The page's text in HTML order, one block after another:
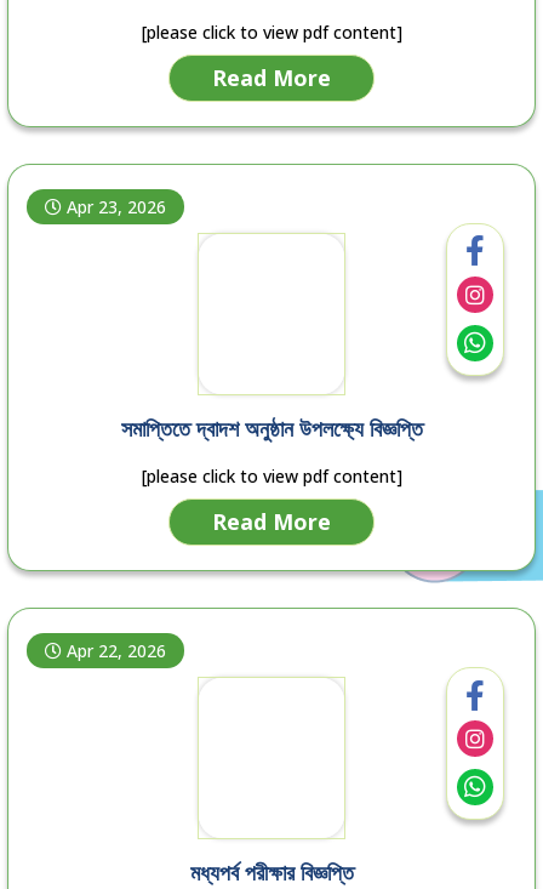
[please click to view pdf content]
Read More
Apr 23, 2026
সমাপ্তিতে দ্বাদশ অনুষ্ঠান উপলক্ষ্যে বিজ্ঞপ্তি
[please click to view pdf content]
Read More
Apr 22, 2026
মধ্যপর্ব পরীক্ষার বিজ্ঞপ্তি